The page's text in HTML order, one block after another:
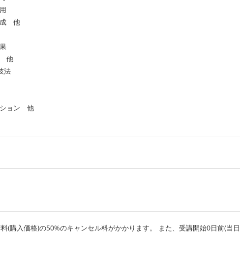
成 他
他
法
ョン 他
(購入価格)の50%のキャンセル料がかかります。 また、受講開始0日前(当